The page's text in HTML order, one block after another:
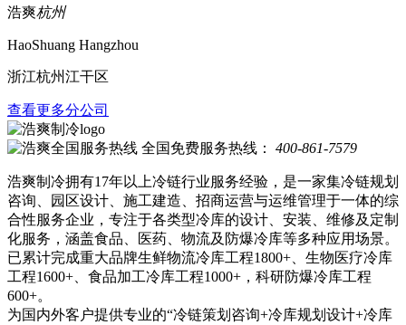
浩爽杭州
HaoShuang Hangzhou
浙江杭州江干区
查看更多分公司
全国免费服务热线： 400-861-7579
浩爽制冷拥有17年以上冷链行业服务经验，是一家集冷链规划
咨询、园区设计、施工建造、招商运营与运维管理于一体的综
合性服务企业，专注于各类型冷库的设计、安装、维修及定制
化服务，涵盖食品、医药、物流及防爆冷库等多种应用场景。
已累计完成重大品牌生鲜物流冷库工程1800+、生物医疗冷库
工程1600+、食品加工冷库工程1000+，科研防爆冷库工程
600+。
为国内外客户提供专业的“冷链策划咨询+冷库规划设计+冷库